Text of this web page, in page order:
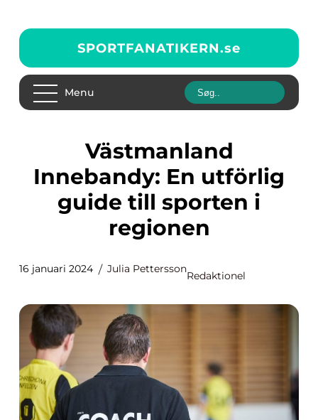
SPORTFANATIKERN.se
Menu
Västmanland
Innebandy: En utförlig
guide till sporten i
regionen
16 januari 2024 Julia Pettersson
Redaktionel